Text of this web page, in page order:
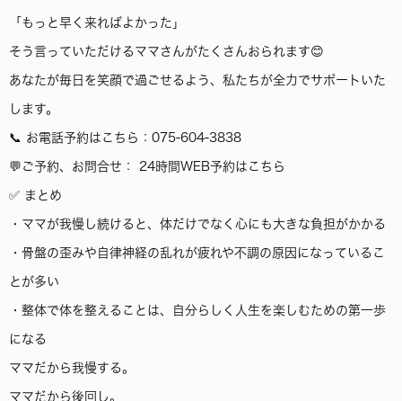
「もっと早く来ればよかった」
そう言っていただけるママさんがたくさんおられます😊
あなたが毎日を笑顔で過ごせるよう、私たちが全力でサポートいた
します。
📞 お電話予約はこちら：075-604-3838
💬ご予約、お問合せ： 24時間WEB予約はこちら
✅ まとめ
・ママが我慢し続けると、体だけでなく心にも大きな負担がかかる
・骨盤の歪みや自律神経の乱れが疲れや不調の原因になっているこ
とが多い
・整体で体を整えることは、自分らしく人生を楽しむための第一歩
になる
ママだから我慢する。
ママだから後回し。